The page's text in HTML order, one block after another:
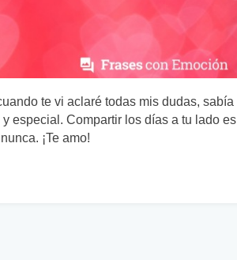
te vi aclaré todas mis dudas, sabía
especial. Compartir los días a tu lado es
¡Te amo!